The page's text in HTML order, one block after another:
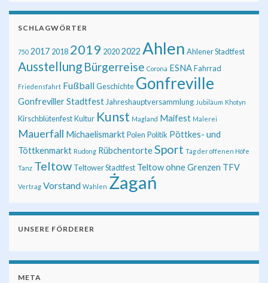
SCHLAGWÖRTER
750 2017 2018 2019 20202022 Ahlen Ahlener Stadtfest
Ausstellung Bürgerreise Corona ESNAFahrrad
Friedensfahrt FußballGeschichte Gonfreville
Gonfreviller Stadtfest Jahreshauptversammlung Jubiläum Khotyn
KirschblütenfestKultur Kunst Magland Maifest Malerei
Mauerfall MichaelismarktPolen Politik Pöttkes- und
Töttkenmarkt Rudong RübchentorteSport Tag der offenen Höfe
Tanz Teltow Teltower Stadtfest Teltow ohne Grenzen TFV
Vertrag Vorstand Wahlen Żagań
UNSERE FÖRDERER
META